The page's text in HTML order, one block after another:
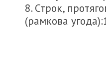
8. Строк,
(рамкова